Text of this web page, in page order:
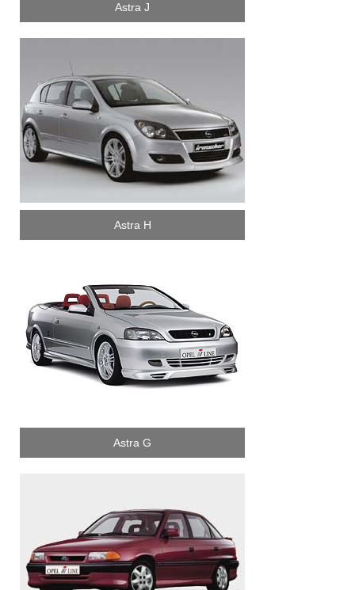
Astra J
Astra H
Astra G